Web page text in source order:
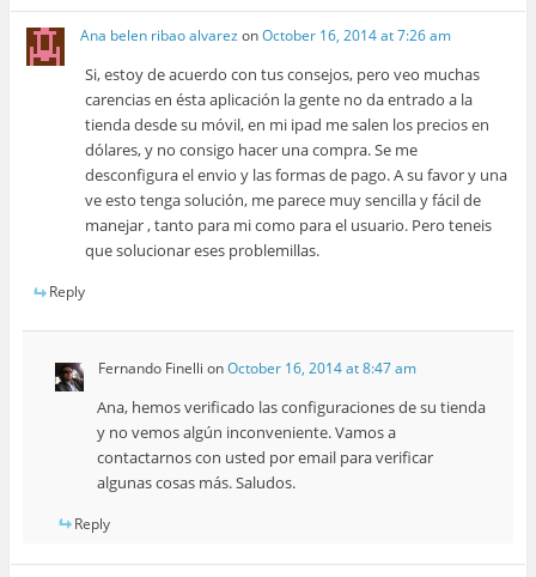
Ana belen ribao alvarez onOctober 16, 2014 at 7:26 am
Si, estoy de acuerdo con tus consejos, pero veo muchas
carencias en ésta aplicación la gente no da entrado a la
tienda desde su móvil, en mi ipad me salen los precios en
dólares, y no consigo hacer una compra. Se me
desconfigura el envio y las formas de pago. A su favor y una
ve esto tenga solución, me parece muy sencilla y fácil de
manejar , tanto para mi como para el usuario. Pero teneis
que solucionar eses problemillas.
Reply
Fernando Finelli onOctober 16, 2014 at 8:47 am
Ana, hemos verificado las configuraciones de su tienda
y no vemos algún inconveniente. Vamos a
contactarnos con usted por email para verificar
algunas cosas más. Saludos.
Reply